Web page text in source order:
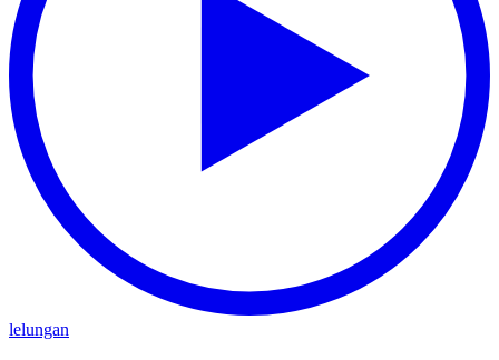
lelungan